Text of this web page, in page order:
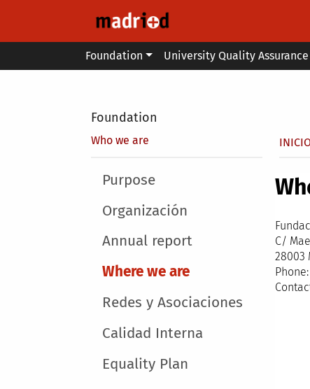
Main menu
Foundation University Quality Assurance
Foundation
Who we are
Main menu
Purpose
Organización
Annual report
Where we are
Redes y Asociaciones
Calidad Interna
Equality Plan
C/
28003
Phone: